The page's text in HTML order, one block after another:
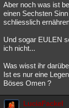
Musik Clash
Übersichten
Besucht
Aber noch was ist
einen Sechsten
schliesslich
Und sogar EULEN
ich nicht...
Was wisst ihr
Ist es nur eine
Böses Omen ?
LuciaFackel